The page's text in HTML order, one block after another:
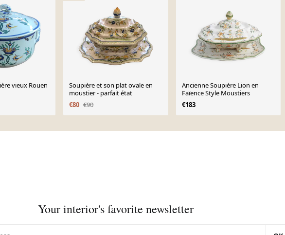
vieux Rouen
Soupière et son plat ovale en
moustier - parfait état
€80 €90
Ancienne Soupière Lion en
Faïence Style Moustiers
€183
Your interior's favorite newsletter